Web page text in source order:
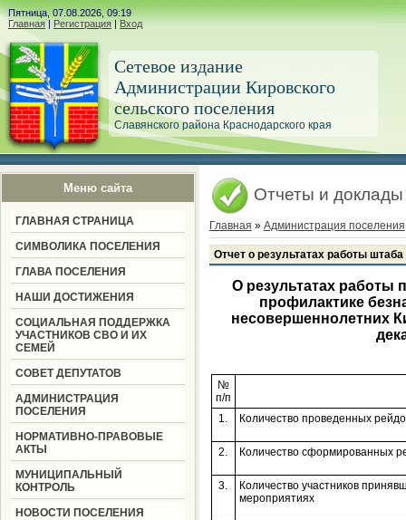
Пятница, 07.08.2026, 09:19
Главная | Регистрация | Вход
Сетевое издание
Администрации Кировского
сельского поселения
Славянского района Краснодарского края
Меню сайта
ГЛАВНАЯ СТРАНИЦА
СИМВОЛИКА ПОСЕЛЕНИЯ
ГЛАВА ПОСЕЛЕНИЯ
НАШИ ДОСТИЖЕНИЯ
СОЦИАЛЬНАЯ ПОДДЕРЖКА
УЧАСТНИКОВ СВО И ИХ
СЕМЕЙ
СОВЕТ ДЕПУТАТОВ
АДМИНИСТРАЦИЯ
ПОСЕЛЕНИЯ
НОРМАТИВНО-ПРАВОВЫЕ
АКТЫ
МУНИЦИПАЛЬНЫЙ
КОНТРОЛЬ
НОВОСТИ ПОСЕЛЕНИЯ
Отчеты и доклады
Главная » Администрация поселения
Отчет о результатах работы штаба
О результатах работы
профилактике
несовершеннолетних
№
п/п
1.
Количество проведенных
2. Количество сформированных
3.
Количество участников
мероприятиях